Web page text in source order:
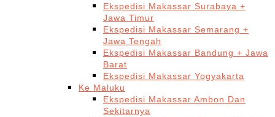
Ekspedisi Makassar Surabaya +
Jawa Timur
Ekspedisi Makassar Semarang +
Jawa Tengah
Ekspedisi Makassar Bandung + Jawa
Barat
Ekspedisi Makassar Yogyakarta
Ke Maluku
Ekspedisi Makassar Ambon Dan
Sekitarnya